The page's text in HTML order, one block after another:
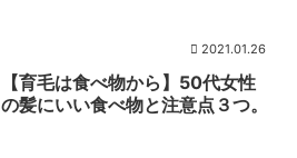
2021.01.26
【育毛は食べ物から】50代女性
の髪にいい食べ物と注意点３つ。